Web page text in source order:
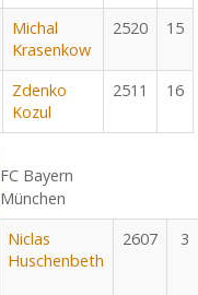
Michal
Krasenkow
2520 15
Zdenko
Kozul
2511 16
FC Bayern
München
Niclas
Huschenbeth
2607 3